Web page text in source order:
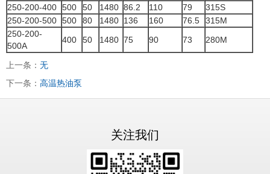
250-200-400 500 50 1480 86.2 110 79
315S
250-200-500 500 80 1480 136 160 76.5
315M
250-200-
500A
400 50 1480 75 90 73 280M
上一条： 无
下一条： 高温热油泵
关注我们